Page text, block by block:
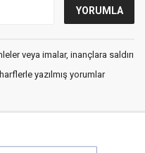
veya imalar, inançlara saldırı
yazılmış yorumlar